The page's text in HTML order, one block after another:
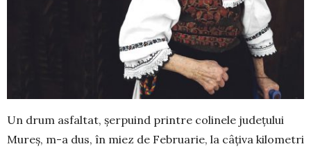
Un drum asfaltat, șerpuind printre co­linele județului
Mureș, m-a dus, în miez de Februarie, la câțiva kilometri